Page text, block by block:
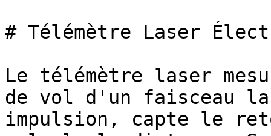
# Télémètre Laser
Le télémètre laser
de vol d'un faisceau
impulsion, capte le